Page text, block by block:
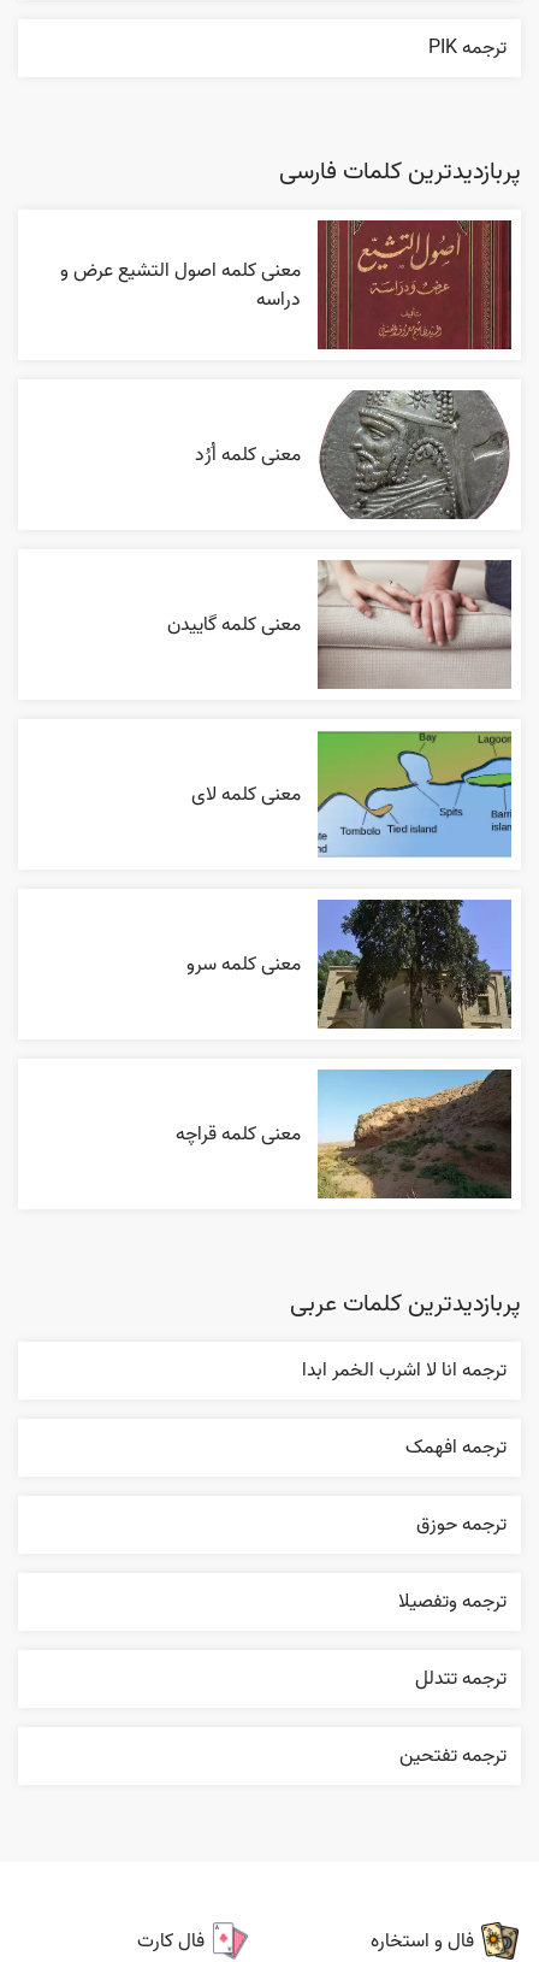
ترجمه PIK
پربازدیدترین کلمات فارسی
معنی کلمه اصول التشیع عرض و
دراسه
معنی کلمه اُرُد
معنی کلمه گاییدن
معنی کلمه لای
معنی کلمه سرو
معنی کلمه قراچه
پربازدیدترین کلمات عربی
ترجمه انا لا اشرب الخمر ابدا
ترجمه افهمک
ترجمه حوزق
ترجمه وتفصيلا
ترجمه تتدلل
ترجمه تفتحين
فال و استخاره فال کارت